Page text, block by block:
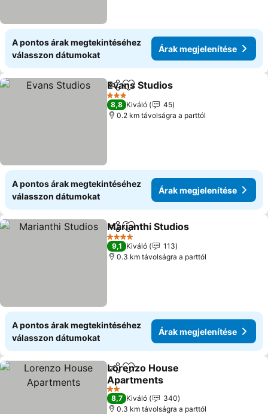
A pontos árak megtekintéséhez
válasszon dátumokat
Árak megjelenítése
Megosztás
Hozzáadás a kedvencekhez
Evans Studios
3 Kategória
8,8 Kiváló
45
0.2 km távolságra a parttól
A pontos árak megtekintéséhez
válasszon dátumokat
Árak megjelenítése
Megosztás
Hozzáadás a kedvencekhez
Marianthi Studios
4 Kategória
9,1 Kiváló
113
0.3 km távolságra a parttól
A pontos árak megtekintéséhez
válasszon dátumokat
Árak megjelenítése
Megosztás
Hozzáadás a kedvencekhez
Lorenzo House
Apartments
Árak megjelenítése
2 Kategória
8,7 Kiváló
340
0.3 km távolságra a parttól